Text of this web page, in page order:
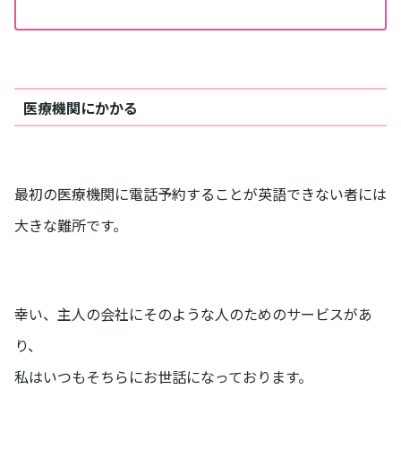
医療機関にかかる
最初の医療機関に電話予約することが英語できない者には
大きな難所です。
幸い、主人の会社にそのような人のためのサービスがあ
り、
私はいつもそちらにお世話になっております。